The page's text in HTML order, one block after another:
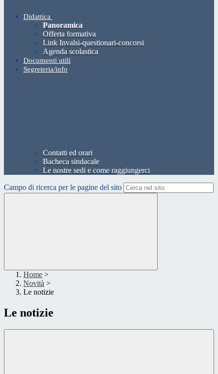
Didattica
Panoramica
Offerta formativa
Link Invalsi-questionari-concorsi
Agenda scolastica
Documenti utili
Segreteria/info
Contatti ed orari
Bacheca sindacale
Le nostre sedi e come raggiungerci
Campo di ricerca per le pagine del sito
Home >
Novità >
Le notizie
Le notizie